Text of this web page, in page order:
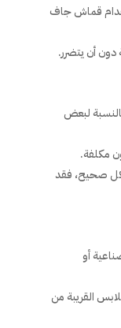
قماش جاف
دون أن يتضرر.
لبعض
مكلفة.
صحيح، فقد
أو
القريبة من